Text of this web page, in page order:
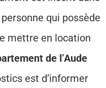
qui possède
mettre en location
de l’Aude
est d’informer